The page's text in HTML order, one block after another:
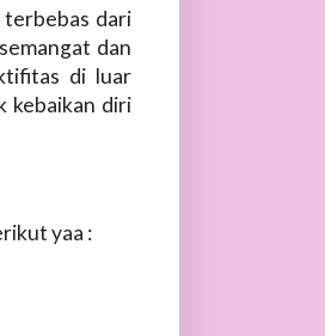
terbebas dari
dan
di luar
kebaikan diri
yaa :